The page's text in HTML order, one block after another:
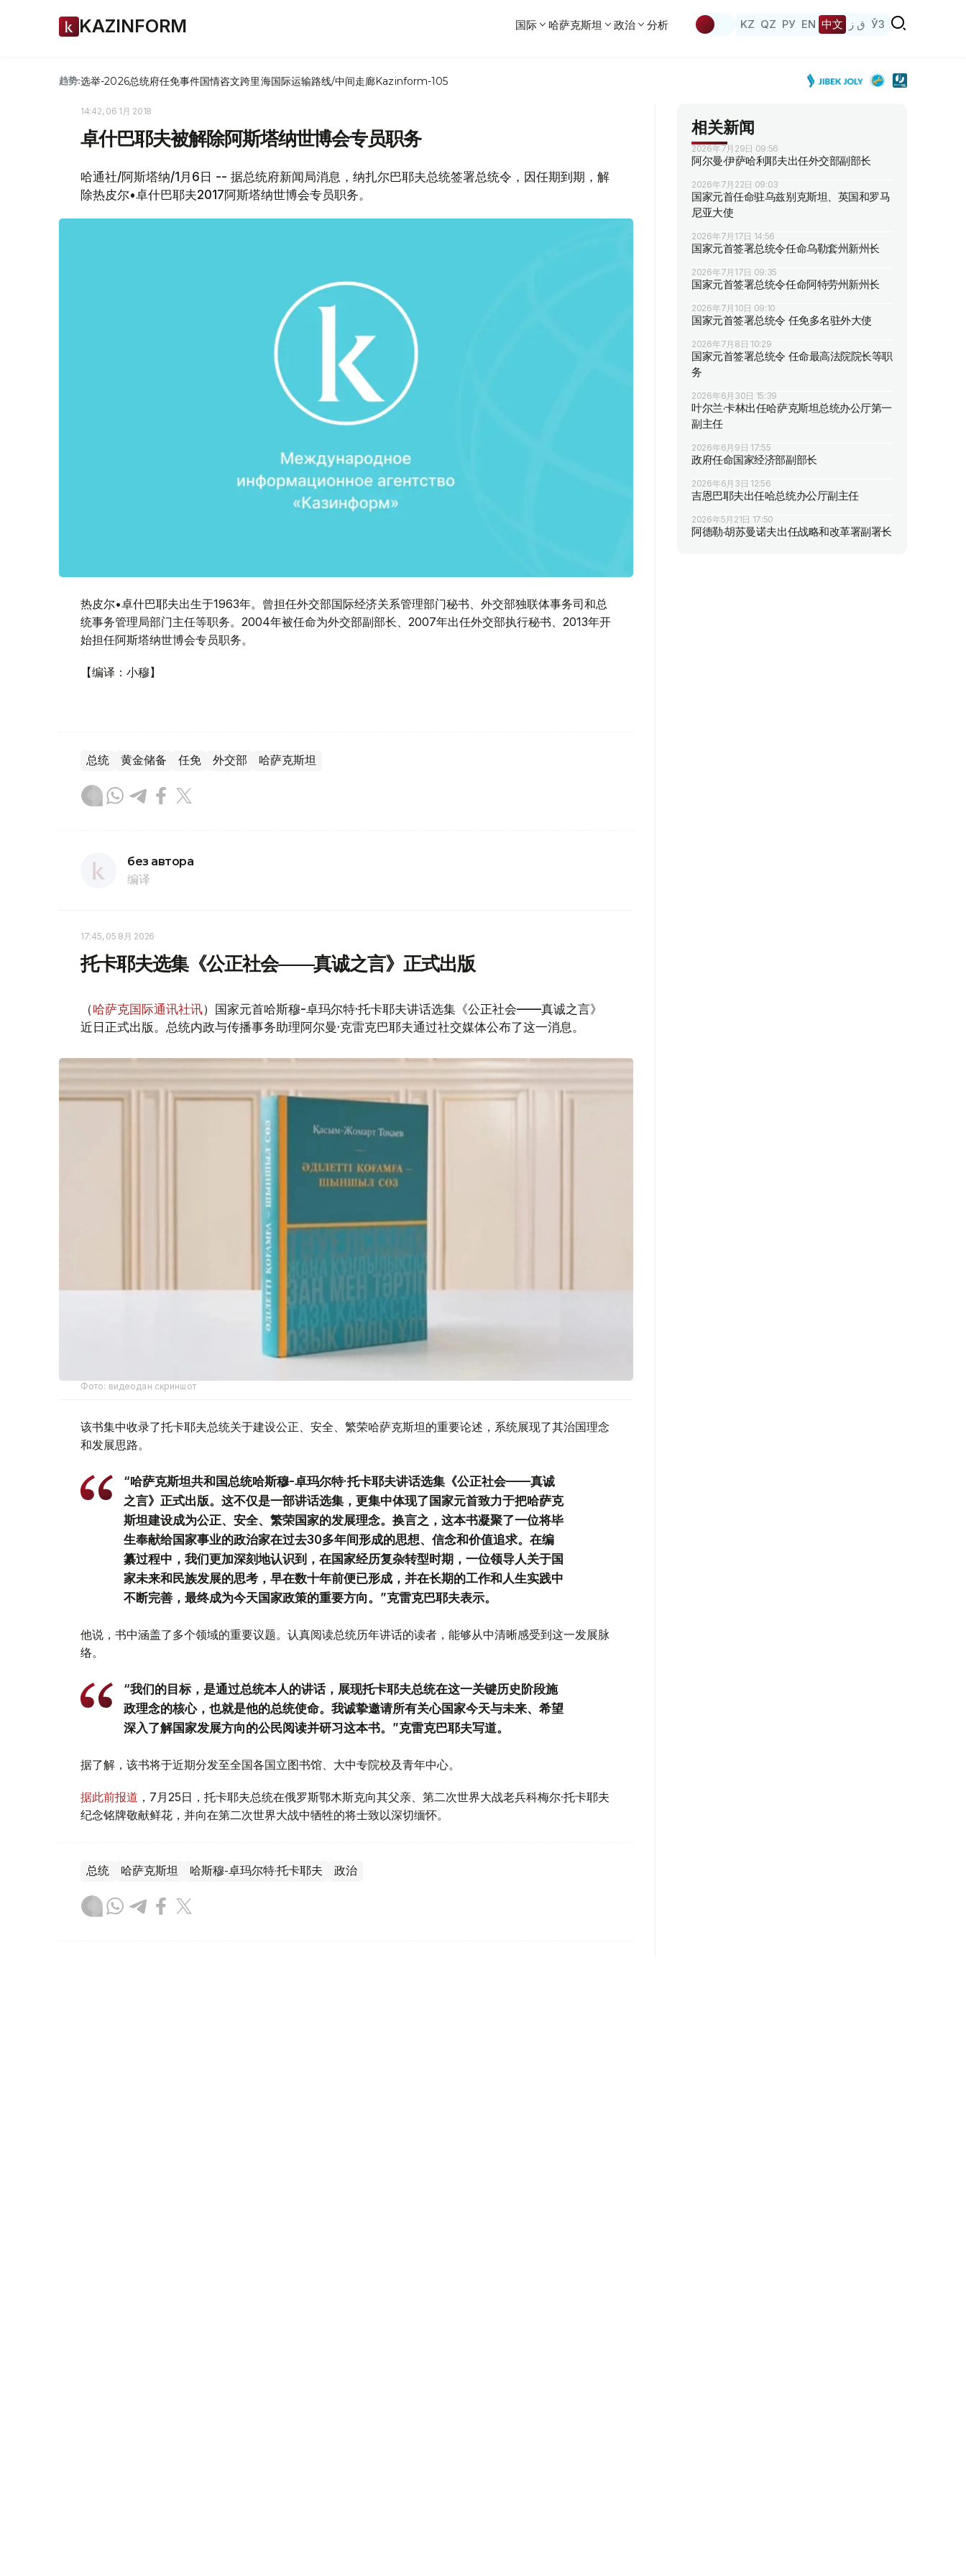
KAZINFORM 国际 哈萨克斯坦 政治 分析 KZ QZ РУ EN 中文 ق ز ЎЗ
趋势:选举-2026总统府任免事件国情咨文跨里海国际运输路线/中间走廊Kazinform-105
14:42, 06 1月 2018
卓什巴耶夫被解除阿斯塔纳世博会专员职务
哈通社/阿斯塔纳/1月6日 -- 据总统府新闻局消息，纳扎尔巴耶夫总统签署总统令，因任期到期，解
除热皮尔•卓什巴耶夫2017阿斯塔纳世博会专员职务。
热皮尔•卓什巴耶夫出生于1963年。曾担任外交部国际经济关系管理部门秘书、外交部独联体事务司和总
统事务管理局部门主任等职务。2004年被任命为外交部副部长、2007年出任外交部执行秘书、2013年开
始担任阿斯塔纳世博会专员职务。
【编译：小穆】
总统 黄金储备 任免 外交部 哈萨克斯坦
без автора
编译
17:45, 05 8月 2026
托卡耶夫选集《公正社会——真诚之言》正式出版
（哈萨克国际通讯社讯）国家元首哈斯穆-卓玛尔特·托卡耶夫讲话选集《公正社会——真诚之言》
近日正式出版。总统内政与传播事务助理阿尔曼·克雷克巴耶夫通过社交媒体公布了这一消息。
Фото: видеодан скриншот
该书集中收录了托卡耶夫总统关于建设公正、安全、繁荣哈萨克斯坦的重要论述，系统展现了其治国理念
和发展思路。
“哈萨克斯坦共和国总统哈斯穆-卓玛尔特·托卡耶夫讲话选集《公正社会——真诚
之言》正式出版。这不仅是一部讲话选集，更集中体现了国家元首致力于把哈萨克
斯坦建设成为公正、安全、繁荣国家的发展理念。换言之，这本书凝聚了一位将毕
生奉献给国家事业的政治家在过去30多年间形成的思想、信念和价值追求。在编
纂过程中，我们更加深刻地认识到，在国家经历复杂转型时期，一位领导人关于国
家未来和民族发展的思考，早在数十年前便已形成，并在长期的工作和人生实践中
不断完善，最终成为今天国家政策的重要方向。”克雷克巴耶夫表示。
他说，书中涵盖了多个领域的重要议题。认真阅读总统历年讲话的读者，能够从中清晰感受到这一发展脉
络。
“我们的目标，是通过总统本人的讲话，展现托卡耶夫总统在这一关键历史阶段施
政理念的核心，也就是他的总统使命。我诚挚邀请所有关心国家今天与未来、希望
深入了解国家发展方向的公民阅读并研习这本书。”克雷克巴耶夫写道。
据了解，该书将于近期分发至全国各国立图书馆、大中专院校及青年中心。
据此前报道 ，7月25日，托卡耶夫总统在俄罗斯鄂木斯克向其父亲、第二次世界大战老兵科梅尔·托卡耶夫
纪念铭牌敬献鲜花，并向在第二次世界大战中牺牲的将士致以深切缅怀。
总统 哈萨克斯坦 哈斯穆-卓玛尔特·托卡耶夫 政治
相关新闻
2026年7月29日 09:56
阿尔曼·伊萨哈利耶夫出任外交部副部长
2026年7月22日 09:03
国家元首任命驻乌兹别克斯坦、英国和罗马
尼亚大使
2026年7月17日 14:56
国家元首签署总统令任命乌勒套州新州长
2026年7月17日 09:35
国家元首签署总统令任命阿特劳州新州长
2026年7月10日 09:10
国家元首签署总统令 任免多名驻外大使
2026年7月8日 10:29
国家元首签署总统令 任命最高法院院长等职
务
2026年6月30日 15:39
叶尔兰·卡林出任哈萨克斯坦总统办公厅第一
副主任
2026年6月9日 17:55
政府任命国家经济部副部长
2026年6月3日 12:56
吉恩巴耶夫出任哈总统办公厅副主任
2026年5月21日 17:50
阿德勒·胡苏曼诺夫出任战略和改革署副署长